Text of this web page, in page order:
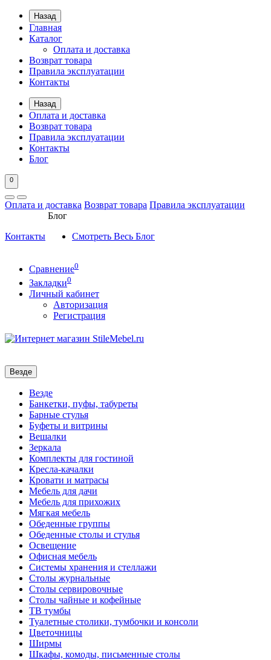
Назад
Главная
Каталог
Оплата и доставка
Возврат товара
Правила эксплуатации
Контакты
Назад
Оплата и доставка
Возврат товара
Правила эксплуатации
Контакты
Блог
0
Оплата и доставка Возврат товара Правила эксплуатации
Контакты
Блог
Смотреть Весь Блог
Сравнение0
Закладки0
Личный кабинет
Авторизация
Регистрация
Везде
Везде
Банкетки, пуфы, табуреты
Барные стулья
Буфеты и витрины
Вешалки
Зеркала
Комплекты для гостиной
Кресла-качалки
Кровати и матрасы
Мебель для дачи
Мебель для прихожих
Мягкая мебель
Обеденные группы
Обеденные столы и стулья
Освещение
Офисная мебель
Системы хранения и стеллажи
Столы журнальные
Столы сервировочные
Столы чайные и кофейные
ТВ тумбы
Туалетные столики, тумбочки и консоли
Цветочницы
Ширмы
Шкафы, комоды, письменные столы